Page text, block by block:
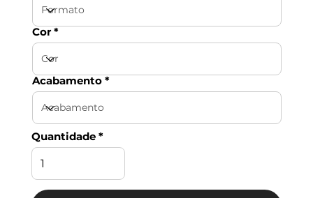
Cor
Acabamento
Quantidade